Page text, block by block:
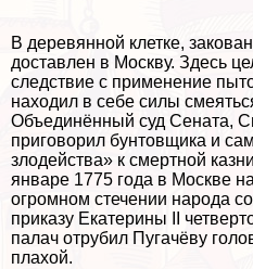
В деревянной клетке,
доставлен в Москву. Здесь
следствие с применение
находил в себе силы
Объединённый суд Сената,
приговорил бунтовщика и
злодейства» к cмepтной
январе 1775 года в Москве
огромном стечении народа
приказу Екатерины II
палач отрубил Пугачёву
плахой.